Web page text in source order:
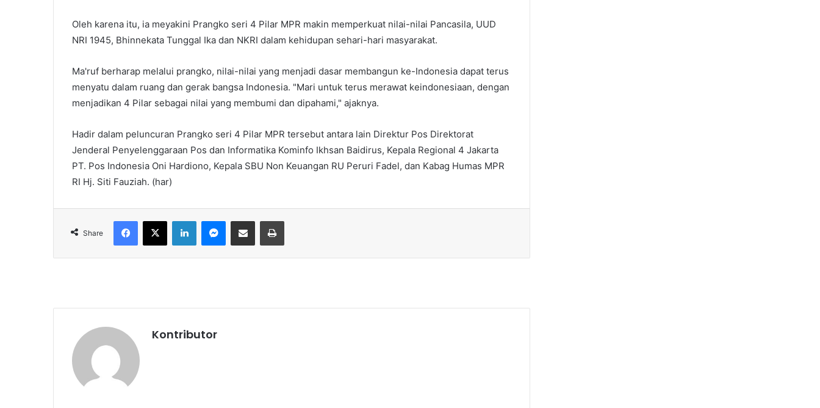
Oleh karena itu, ia meyakini Prangko seri 4 Pilar MPR makin memperkuat nilai-nilai Pancasila, UUD
NRI 1945, Bhinnekata Tunggal Ika dan NKRI dalam kehidupan sehari-hari masyarakat.
Ma'ruf berharap melalui prangko, nilai-nilai yang menjadi dasar membangun ke-Indonesia dapat terus
menyatu dalam ruang dan gerak bangsa Indonesia. "Mari untuk terus merawat keindonesiaan, dengan
menjadikan 4 Pilar sebagai nilai yang membumi dan dipahami," ajaknya.
Hadir dalam peluncuran Prangko seri 4 Pilar MPR tersebut antara lain Direktur Pos Direktorat
Jenderal Penyelenggaraan Pos dan Informatika Kominfo Ikhsan Baidirus, Kepala Regional 4 Jakarta
PT. Pos Indonesia Oni Hardiono, Kepala SBU Non Keuangan RU Peruri Fadel, dan Kabag Humas MPR
RI Hj. Siti Fauziah. (har)
Share
Kontributor